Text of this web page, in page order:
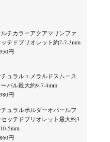
ルチカラーアクアマリンファ
テドブリオレット約7-7-3mm
円
ュラルエメラルドスムース
ーバル最大約9-7-4mm
円
ュラルボルダーオパールフ
セッテドブリオレット最大約3
5mm
円